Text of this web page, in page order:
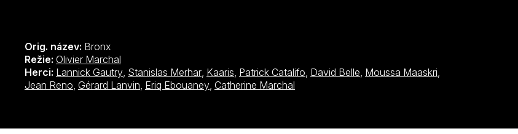
Orig. název: Bronx
Režie: Olivier Marchal
Herci: Lannick Gautry Stanislas Merhar Kaaris Patrick Catalifo David Belle Moussa Maaskri
Jean Reno Gérard Lanvin Eriq Ebouaney Catherine Marchal